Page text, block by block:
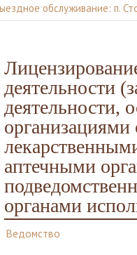
обслуживание: п.
деятельности
деятельности,
организациями
аптечными
органами
Ведомство